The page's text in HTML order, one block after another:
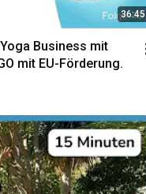
36:45
Business mit
mit EU-Förderung.